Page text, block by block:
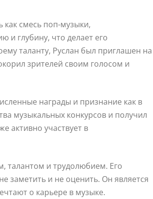
как смесь поп-музыки,
и глубину, что делает его
таланту, Руслан был приглашен на
зрителей своим голосом и
награды и признание как в
музыкальных конкурсов и получил
активно участвует в
талантом и трудолюбием. Его
заметить и не оценить. Он является
о карьере в музыке.